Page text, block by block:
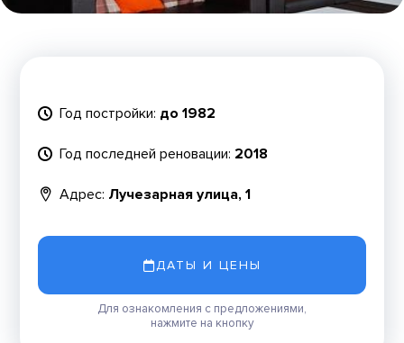
Год постройки: до 1982
Год последней реновации: 2018
Адрес: Лучезарная улица, 1
ДАТЫ И ЦЕНЫ
Для ознакомления с предложениями,
нажмите на кнопку